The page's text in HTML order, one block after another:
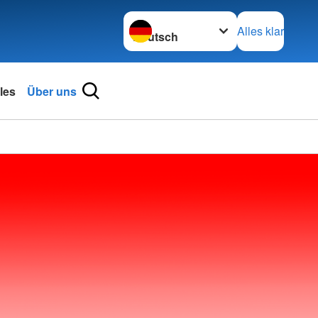
Sprache wechseln zu
Alles klar
Über uns